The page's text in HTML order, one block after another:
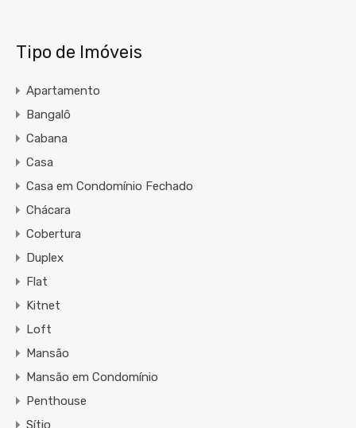
Tipo de Imóveis
Apartamento
Bangalô
Cabana
Casa
Casa em Condomínio Fechado
Chácara
Cobertura
Duplex
Flat
Kitnet
Loft
Mansão
Mansão em Condomínio
Penthouse